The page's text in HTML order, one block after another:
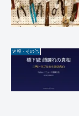
速報・その他